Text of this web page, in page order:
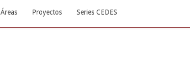
Áreas Proyectos Series CEDES